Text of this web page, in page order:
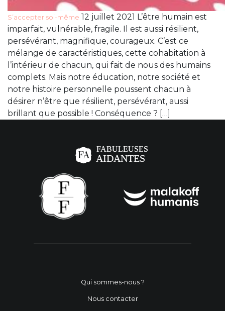
S’accepter soi-même 12 juillet 2021 L’être humain est
imparfait, vulnérable, fragile. Il est aussi résilient,
persévérant, magnifique, courageux. C’est ce
mélange de caractéristiques, cette cohabitation à
l’intérieur de chacun, qui fait de nous des humains
complets. Mais notre éducation, notre société et
notre histoire personnelle poussent chacun à
désirer n’être que résilient, persévérant, aussi
brillant que possible ! Conséquence ? […]
Qui sommes-nous ?
Nous contacter